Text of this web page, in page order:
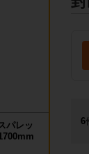
6
パレッ